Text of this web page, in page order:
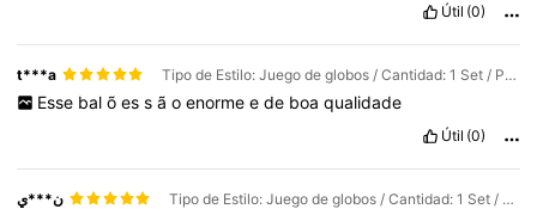
Útil (0)
t***a Tipo de Estilo: Juego de globos / Cantidad: 1 Set / Patrón: 9
Esse bal õ es s ã o enorme e de boa qualidade
Útil (0)
ن***ي Tipo de Estilo: Juego de globos / Cantidad: 1 Set / Patrón: 3